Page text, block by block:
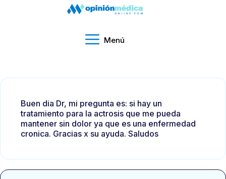
Menú
Buen dia Dr, mi pregunta es: si hay un
tratamiento para la actrosis que me pueda
mantener sin dolor ya que es una enfermedad
cronica. Gracias x su ayuda. Saludos